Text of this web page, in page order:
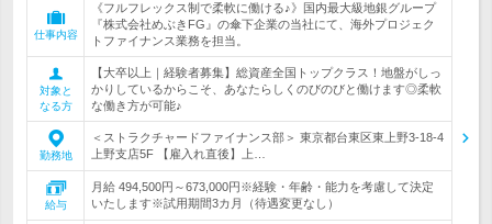
仕事内容
《フルフレックス制で柔軟に働ける♪》国内最大級地銀グループ
『株式会社めぶきFG』の傘下企業の当社にて、海外プロジェク
トファイナンス業務を担当。
対象と
なる方
【大卒以上｜経験者募集】総資産全国トップクラス！地盤がしっ
かりしているからこそ、あなたらしくのびのびと働けます◎柔軟
な働き方が可能♪
勤務地
＜ストラクチャードファイナンス部＞ 東京都台東区東上野3-18-4
上野支店5F 【雇入れ直後】上…
給与
月給 494,500円～673,000円※経験・年齢・能力を考慮して決定
いたします※試用期間3カ月（待遇変更なし）